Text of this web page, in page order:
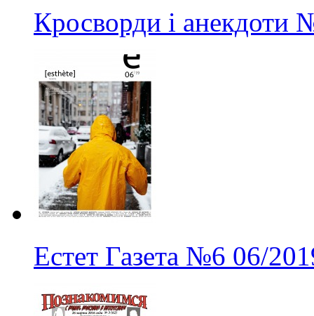
Кросворди і анекдоти
Естет Газета №6 06/